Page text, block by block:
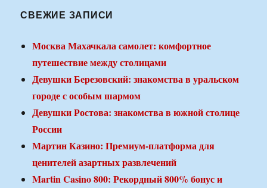
СВЕЖИЕ ЗАПИСИ
Москва Махачкала самолет: комфортное
путешествие между столицами
Девушки Березовский: знакомства в уральском
городе с особым шармом
Девушки Ростова: знакомства в южной столице
России
Мартин Казино: Премиум-платформа для
ценителей азартных развлечений
Martin Casino 800: Рекордный 800% бонус и